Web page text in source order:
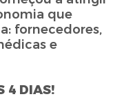
que
fornecedores,
e
4 DIAS!